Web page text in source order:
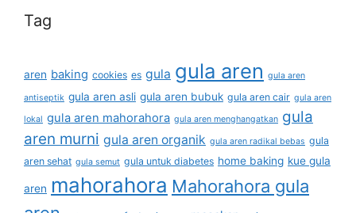
Tag
aren baking cookies es gula gula aren gula aren
antiseptik gula aren asli gula aren bubuk gula aren cair gula aren
lokal gula aren mahorahora gula aren menghangatkan gula
aren murni gula aren organik gula aren radikal bebas gula
aren sehat gula semut gula untuk diabetes home baking kue gula
aren mahorahora Mahorahora gula